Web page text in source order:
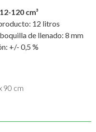
12-120 cm³
12 litros
de llenado: 8 mm
+/- 0,5 %
90 cm